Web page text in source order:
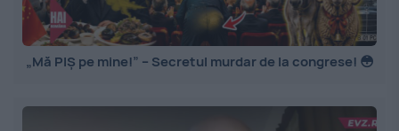
„Mă PIȘ pe mine!” – Secretul murdar de la congrese! 😳